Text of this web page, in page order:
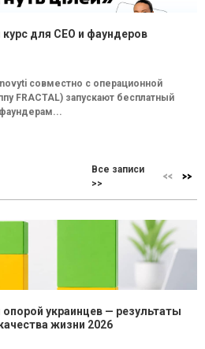
для CEO и фаундеров
совместно с операционной
FRACTAL) запускают бесплатный
Все записи
>>
опорой украинцев — результаты
жизни 2026